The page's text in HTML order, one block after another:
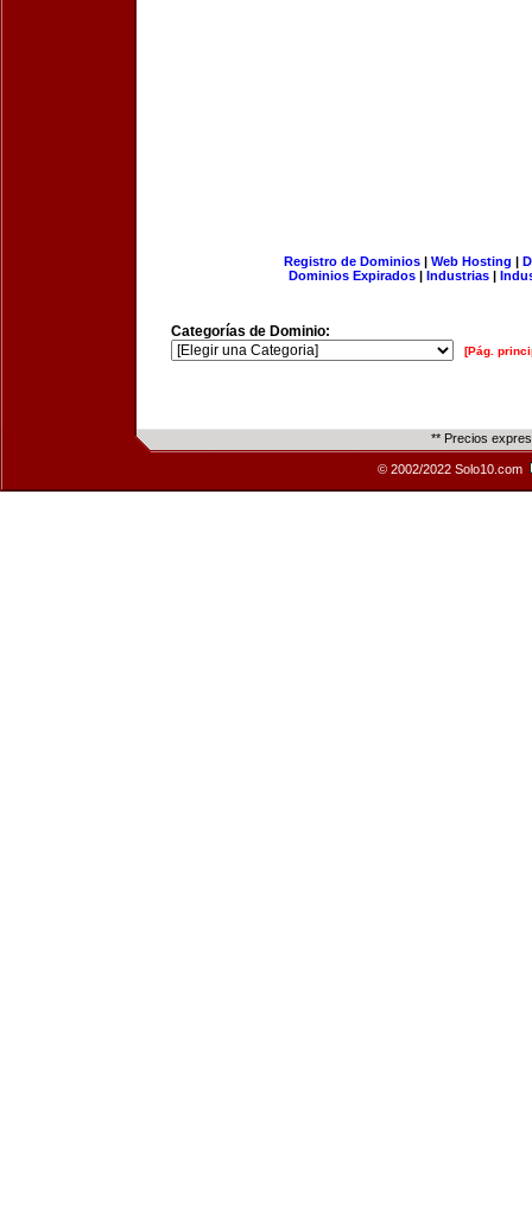
Registro de Dominios| Web Hosting |
Dominios Expirados | Industrias |
Categorías de Dominio:
[Pág.
** Precios
© 2002/2022 Solo10.com